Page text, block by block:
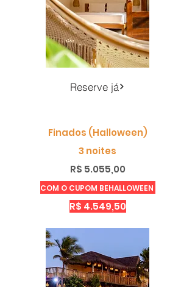
Reserve já
Finados (Halloween)
3 noites
R$ 5.055,00
COM O CUPOM BEHALLOWEEN
R$ 4.549,50